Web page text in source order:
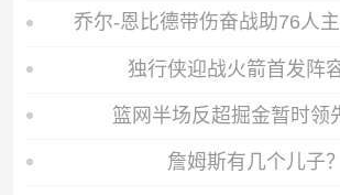
乔尔-恩比德带伤奋战助76人
独行侠迎战火箭首发阵
篮网半场反超掘金暂时领
詹姆斯有几个儿子？